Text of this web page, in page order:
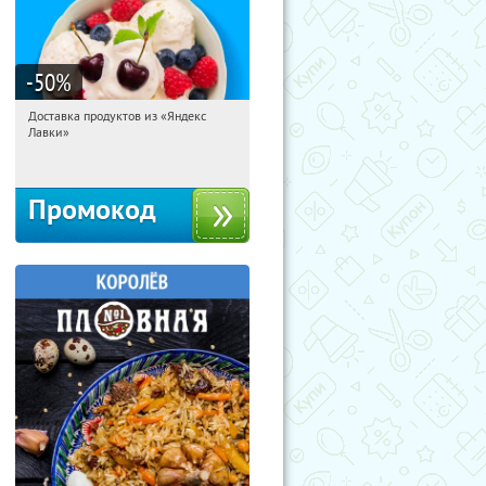
-50%
10:51:20 Получили:
Доставка продуктов из «Яндекс
Лавки»
Промокод